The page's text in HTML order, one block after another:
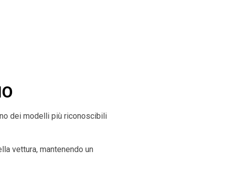
dei modelli più riconoscibili
vettura, mantenendo un